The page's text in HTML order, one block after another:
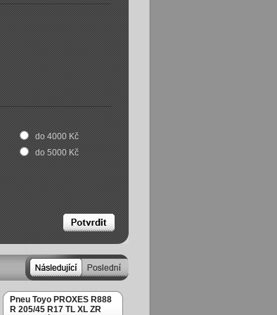
do 4000 Kč
do 5000 Kč
Pneu Toyo PROXES R888
R 205/45 R17 TL XL ZR